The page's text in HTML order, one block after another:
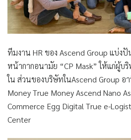
ทีมงาน HR ของ Ascend Group แบ่งปั
หน้ากากอนามัย “CP Mask” ให้แก่ผู้บ
ใน ส่วนของบริษัทในAscend Group อ
Money True Money Ascend Nano
Commerce Egg Digital True e-
Center